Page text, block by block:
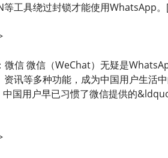
等工具绕过封锁才能使用WhatsApp
信 微信（WeChat）无疑是
讯等多种功能，成为中国用户生活
国用户早已习惯了微信提供的